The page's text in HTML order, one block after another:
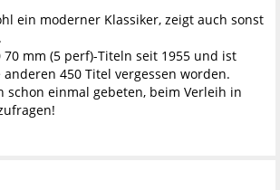
ein moderner Klassiker, zeigt auch sonst
70 mm (5 perf)-Titeln seit 1955 und ist
450 Titel vergessen worden.
schon einmal gebeten, beim Verleih in